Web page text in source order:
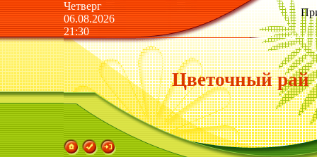
Четверг
06.08.2026
21:30
Цветочный рай